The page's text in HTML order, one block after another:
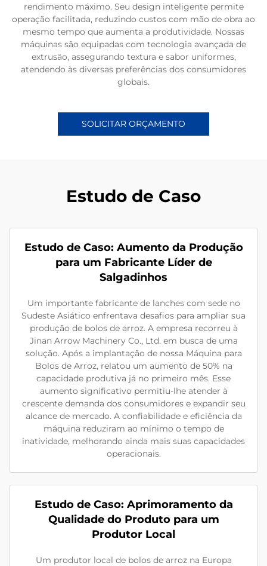
rendimento máximo. Seu design inteligente permite
operação facilitada, reduzindo custos com mão de obra ao
mesmo tempo que aumenta a produtividade. Nossas
máquinas são equipadas com tecnologia avançada de
extrusão, assegurando textura e sabor uniformes,
atendendo às diversas preferências dos consumidores
globais.
SOLICITAR ORÇAMENTO
Estudo de Caso
Estudo de Caso: Aumento da Produção
para um Fabricante Líder de
Salgadinhos
Um importante fabricante de lanches com sede no
Sudeste Asiático enfrentava desafios para ampliar sua
produção de bolos de arroz. A empresa recorreu à
Jinan Arrow Machinery Co., Ltd. em busca de uma
solução. Após a implantação de nossa Máquina para
Bolos de Arroz, relatou um aumento de 50% na
capacidade produtiva já no primeiro mês. Esse
aumento significativo permitiu-lhe atender à
crescente demanda dos consumidores e expandir seu
alcance de mercado. A confiabilidade e eficiência da
máquina reduziram ao mínimo o tempo de
inatividade, melhorando ainda mais suas capacidades
operacionais.
Estudo de Caso: Aprimoramento da
Qualidade do Produto para um
Produtor Local
Um produtor local de bolos de arroz na Europa